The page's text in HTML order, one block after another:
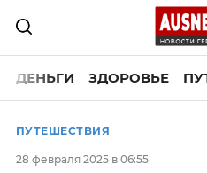
ДЕНЬГИ ЗДОРОВЬЕ
ПУТЕШЕСТВИЯ
28 февраля 2025 в 06:55